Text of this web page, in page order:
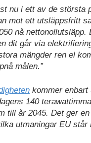
nu i ett av de största
mot ett utsläpps­fritt
nå nettonoll­utsläpp.
dit går via
mängder ren el
målen.”
kommer enbart
140
till år 2045. Det ger en
utmaningar EU står